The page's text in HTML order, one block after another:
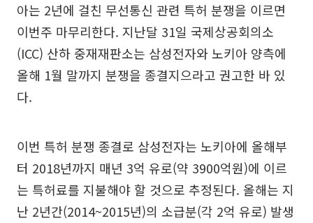
아는 2년에 걸친 무선통신 관련 특허 분쟁을 이르면
이번주 마무리한다. 지난달 31일 국제상공회의소
(ICC) 산하 중재재판소는 삼성전자와 노키아 양측에
올해 1월 말까지 분쟁을 종결지으라고 권고한 바 있
다.
이번 특허 분쟁 종결로 삼성전자는 노키아에 올해부
터 2018년까지 매년 3억 유로(약 3900억원)에 이르
는 특허료를 지불해야 할 것으로 추정된다. 올해는 지
난 2년간(2014~2015년)의 소급분(각 2억 유로) 발생